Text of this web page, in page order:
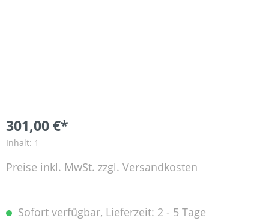
301,00 €*
Inhalt: 1
Preise inkl. MwSt. zzgl. Versandkosten
Sofort verfügbar, Lieferzeit: 2 - 5 Tage